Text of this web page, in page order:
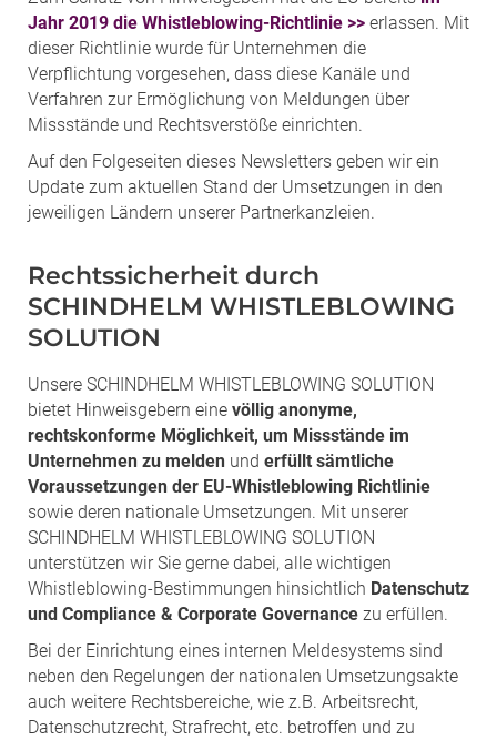
Jahr 2019 die Whistleblowing-Richtlinie >> erlassen. Mit
dieser Richtlinie wurde für Unternehmen die
Verpflichtung vorgesehen, dass diese Kanäle und
Verfahren zur Ermöglichung von Meldungen über
Missstände und Rechtsverstöße einrichten.
Auf den Folgeseiten dieses Newsletters geben wir ein
Update zum aktuellen Stand der Umsetzungen in den
jeweiligen Ländern unserer Partnerkanzleien.
Rechtssicherheit durch
SCHINDHELM WHISTLEBLOWING
SOLUTION
Unsere SCHINDHELM WHISTLEBLOWING SOLUTION
bietet Hinweisgebern eine völlig anonyme,
rechtskonforme Möglichkeit, um Missstände im
Unternehmen zu melden und erfüllt sämtliche
Voraussetzungen der EU-Whistleblowing Richtlinie
sowie deren nationale Umsetzungen. Mit unserer
SCHINDHELM WHISTLEBLOWING SOLUTION
unterstützen wir Sie gerne dabei, alle wichtigen
Whistleblowing-Bestimmungen hinsichtlich Datenschutz
und Compliance & Corporate Governance zu erfüllen.
Bei der Einrichtung eines internen Meldesystems sind
neben den Regelungen der nationalen Umsetzungsakte
auch weitere Rechtsbereiche, wie z.B. Arbeitsrecht,
Datenschutzrecht, Strafrecht, etc. betroffen und zu